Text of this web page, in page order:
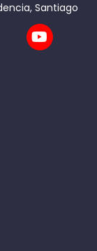
Santiago